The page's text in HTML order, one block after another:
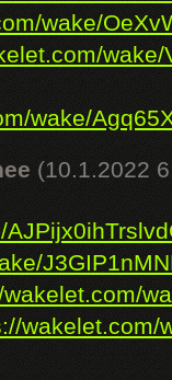
wake/
wake/
(10.1.2022
wakelet.com/